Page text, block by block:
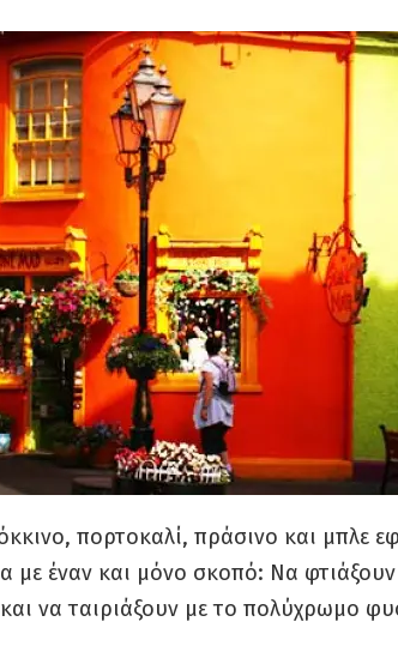
πορτοκαλί, πράσινο και μπλε
με έναν και μόνο σκοπό: Να
να ταιριάξουν με το πολύχρωμο